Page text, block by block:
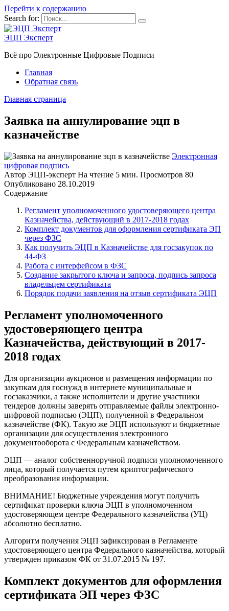
Перейти к содержанию
Search for:
ЭЦП Эксперт
Всё про Электронные Цифровые Подписи
Главная
Обратная связь
Главная страница
Заявка на аннулирование эцп в
казначействе
Электронная
цифровая подпись
Автор ЭЦП-эксперт На чтение 5 мин. Просмотров 80
Опубликовано 28.10.2019
Содержание
Регламент уполномоченного удостоверяющего центра
Казначейства, действующий в 2017-2018 годах
Комплект документов для оформления сертификата ЭП
через ФЗС
Как получить ЭЦП в Казначействе для госзакупок по
44-ФЗ
Работа с интерфейсом в ФЗС
Создание закрытого ключа и запроса, подпись запроса
владельцем сертификата
Порядок подачи заявления на отзыв сертификата ЭЦП
Регламент уполномоченного
удостоверяющего центра
Казначейства, действующий в 2017-
2018 годах
Для организации аукционов и размещения информации по
закупкам для госнужд в интернете муниципальные и
госзаказчики, а также исполнители и другие участники
тендеров должны заверять отправляемые файлы электронно-
цифровой подписью (ЭЦП), полученной в Федеральном
казначействе (ФК). Такую же ЭЦП используют и бюджетные
организации для осуществления электронного
документооборота с Федеральным казначейством.
ЭЦП — аналог собственноручной подписи уполномоченного
лица, который получается путем криптографического
преобразования информации.
ВНИМАНИЕ! Бюджетные учреждения могут получить
сертификат проверки ключа ЭЦП в уполномоченном
удостоверяющем центре Федерального казначейства (УЦ)
абсолютно бесплатно.
Алгоритм получения ЭЦП зафиксирован в Регламенте
удостоверяющего центра Федерального казначейства, который
утвержден приказом ФК от 31.07.2015 № 197.
Комплект документов для оформления
сертификата ЭП через ФЗС